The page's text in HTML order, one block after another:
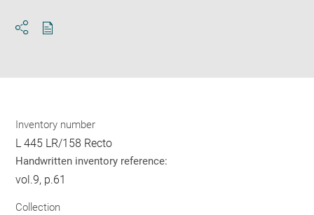
Inventory number
L 445 LR/158 Recto
Handwritten inventory reference:
vol.9, p.61
Collection